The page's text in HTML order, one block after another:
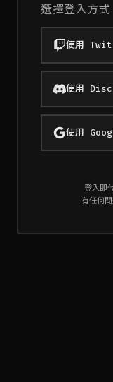
選擇登入方式
使用
使用
使用
登入即
有任何